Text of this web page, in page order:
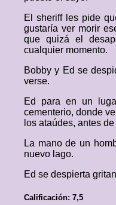
El sheriff les pide
gustaría ver morir
que quizá el
cualquier momento.
Bobby y Ed se
verse.
Ed para en un
cementerio, donde
los ataúdes, antes
La mano de un
nuevo lago.
Ed se despierta
Calificación: 7,5